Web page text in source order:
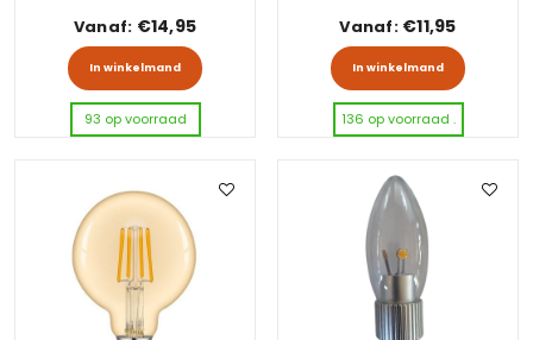
Vanaf: €14,95
In winkelmand Dit product heeft meerdere variaties.
93 op voorraad
Vanaf: €11,95
In winkelmand Dit
136 op voorraad .